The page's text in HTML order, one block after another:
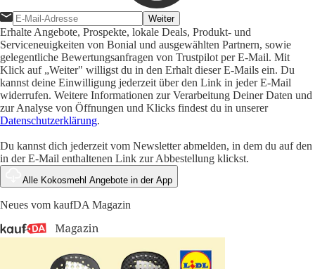
Weiter
Erhalte Angebote, Prospekte, lokale Deals, Produkt- und
Serviceneuigkeiten von Bonial und ausgewählten Partnern, sowie
gelegentliche Bewertungsanfragen von Trustpilot per E-Mail. Mit
Klick auf „Weiter" willigst du in den Erhalt dieser E-Mails ein. Du
kannst deine Einwilligung jederzeit über den Link in jeder E-Mail
widerrufen. Weitere Informationen zur Verarbeitung Deiner Daten und
zur Analyse von Öffnungen und Klicks findest du in unserer
Datenschutzerklärung.
Du kannst dich jederzeit vom Newsletter abmelden, in dem du auf den
in der E-Mail enthaltenen Link zur Abbestellung klickst.
Alle Kokosmehl Angebote in der App
Neues vom kaufDA Magazin